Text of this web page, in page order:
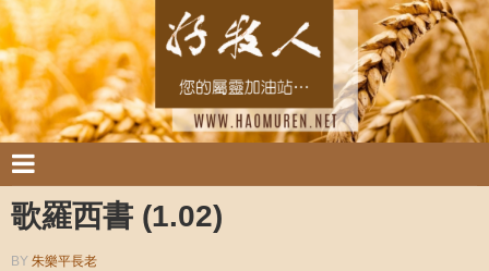
歌羅西書 (1.02)
BY 朱樂平長老